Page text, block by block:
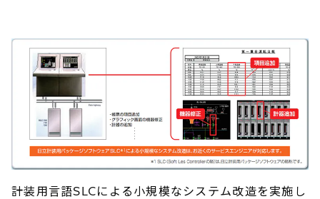
計装用言語SLCによる小規模なシステム改造を実施し